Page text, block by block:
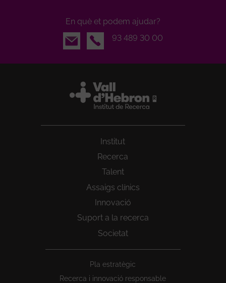
En què et podem ajudar?
Email
93 489 30 00
Institut
Recerca
Talent
Assaigs clínics
Innovació
Suport a la recerca
Societat
Pla estratègic
Recerca i innovació responsable